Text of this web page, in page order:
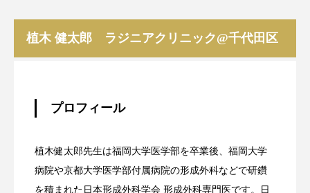
植木 健太郎 ラジニアクリニック@千代田区
プロフィール
植木健太郎先生は福岡大学医学部を卒業後、福岡大学
病院や京都大学医学部付属病院の形成外科などで研鑽
を積まれた日本形成外科学会 形成外科専門医です。日